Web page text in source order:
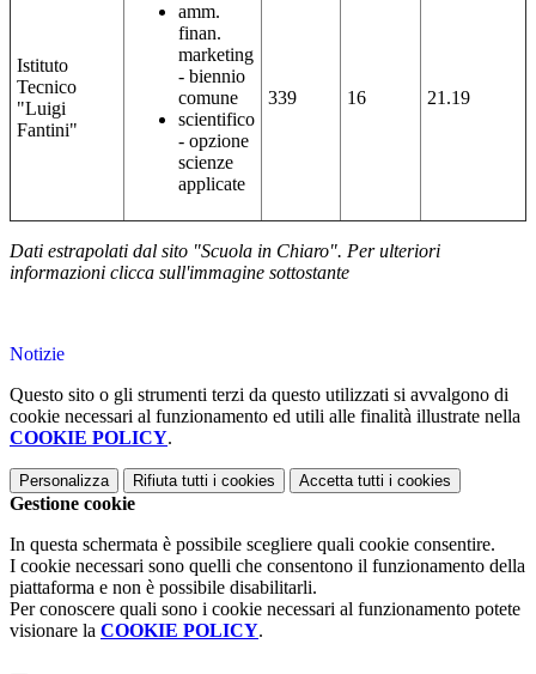
Istituto
Tecnico
"Luigi
Fantini"
amm.
finan.
marketing
- biennio
comune
scientifico
- opzione
scienze
applicate
339 16 21.19
Dati estrapolati dal sito "Scuola in Chiaro". Per ulteriori
informazioni clicca sull'immagine sottostante
Notizie
Questo sito o gli strumenti terzi da questo utilizzati si avvalgono di
cookie necessari al funzionamento ed utili alle finalità illustrate nella
COOKIE POLICY.
Personalizza Rifiuta tutti i cookies Accetta tutti i cookies
Gestione cookie
In questa schermata è possibile scegliere quali cookie consentire.
I cookie necessari sono quelli che consentono il funzionamento della
piattaforma e non è possibile disabilitarli.
Per conoscere quali sono i cookie necessari al funzionamento potete
visionare la COOKIE POLICY.